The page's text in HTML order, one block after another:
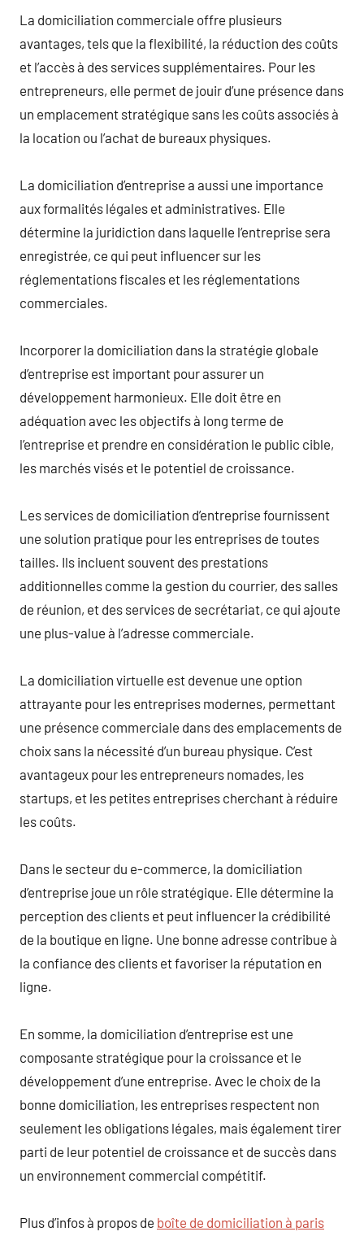
La domiciliation commerciale offre plusieurs
avantages, tels que la flexibilité, la réduction des coûts
et l’accès à des services supplémentaires. Pour les
entrepreneurs, elle permet de jouir d’une présence dans
un emplacement stratégique sans les coûts associés à
la location ou l’achat de bureaux physiques.
La domiciliation d’entreprise a aussi une importance
aux formalités légales et administratives. Elle
détermine la juridiction dans laquelle l’entreprise sera
enregistrée, ce qui peut influencer sur les
réglementations fiscales et les réglementations
commerciales.
Incorporer la domiciliation dans la stratégie globale
d’entreprise est important pour assurer un
développement harmonieux. Elle doit être en
adéquation avec les objectifs à long terme de
l’entreprise et prendre en considération le public cible,
les marchés visés et le potentiel de croissance.
Les services de domiciliation d’entreprise fournissent
une solution pratique pour les entreprises de toutes
tailles. Ils incluent souvent des prestations
additionnelles comme la gestion du courrier, des salles
de réunion, et des services de secrétariat, ce qui ajoute
une plus-value à l’adresse commerciale.
La domiciliation virtuelle est devenue une option
attrayante pour les entreprises modernes, permettant
une présence commerciale dans des emplacements de
choix sans la nécessité d’un bureau physique. C’est
avantageux pour les entrepreneurs nomades, les
startups, et les petites entreprises cherchant à réduire
les coûts.
Dans le secteur du e-commerce, la domiciliation
d’entreprise joue un rôle stratégique. Elle détermine la
perception des clients et peut influencer la crédibilité
de la boutique en ligne. Une bonne adresse contribue à
la confiance des clients et favoriser la réputation en
ligne.
En somme, la domiciliation d’entreprise est une
composante stratégique pour la croissance et le
développement d’une entreprise. Avec le choix de la
bonne domiciliation, les entreprises respectent non
seulement les obligations légales, mais également tirer
parti de leur potentiel de croissance et de succès dans
un environnement commercial compétitif.
Plus d’infos à propos de boîte de domiciliation à paris